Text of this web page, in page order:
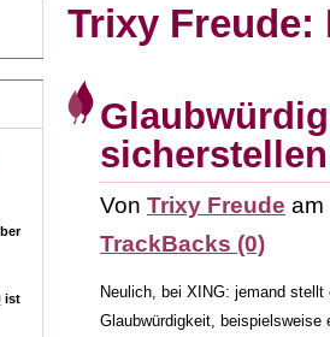
Trixy Freude:
sicherstellen
Von Trixy Freude am
TrackBacks (0)
Neulich, bei XING: jemand
Glaubwürdigkeit,
ist